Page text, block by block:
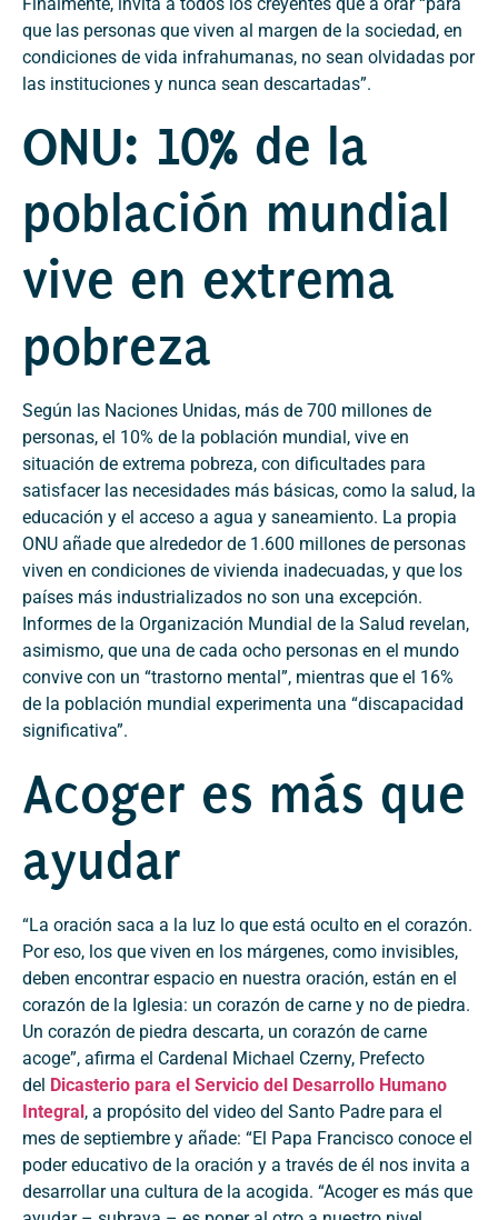
que las personas que viven al margen de la sociedad, en
condiciones de vida infrahumanas, no sean olvidadas por
las instituciones y nunca sean descartadas”.
ONU: 10% de la
población mundial
vive en extrema
pobreza
Según las Naciones Unidas, más de 700 millones de
personas, el 10% de la población mundial, vive en
situación de extrema pobreza, con dificultades para
satisfacer las necesidades más básicas, como la salud, la
educación y el acceso a agua y saneamiento. La propia
ONU añade que alrededor de 1.600 millones de personas
viven en condiciones de vivienda inadecuadas, y que los
países más industrializados no son una excepción.
Informes de la Organización Mundial de la Salud revelan,
asimismo, que una de cada ocho personas en el mundo
convive con un “trastorno mental”, mientras que el 16%
de la población mundial experimenta una “discapacidad
significativa”.
Acoger es más que
ayudar
“La oración saca a la luz lo que está oculto en el corazón.
Por eso, los que viven en los márgenes, como invisibles,
deben encontrar espacio en nuestra oración, están en el
corazón de la Iglesia: un corazón de carne y no de piedra.
Un corazón de piedra descarta, un corazón de carne
acoge”, afirma el Cardenal Michael Czerny, Prefecto
del Dicasterio para el Servicio del Desarrollo Humano
Integral, a propósito del video del Santo Padre para el
mes de septiembre y añade: “El Papa Francisco conoce el
poder educativo de la oración y a través de él nos invita a
desarrollar una cultura de la acogida. “Acoger es más que